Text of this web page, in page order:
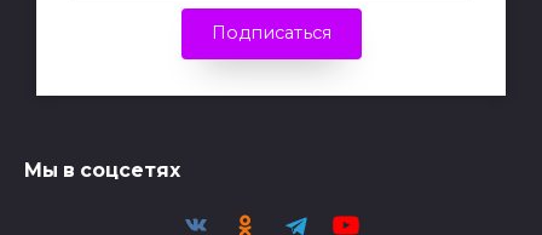
Подписаться
Мы в соцсетях